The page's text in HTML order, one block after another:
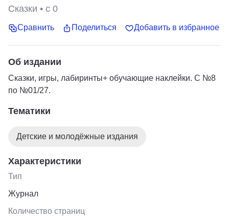
Сказки • с 0
Сравнить Поделиться Добавить в избранное
Об издании
Сказки, игры, лабиринты+ обучающие наклейки. С №8
по №01/27.
Тематики
Детские и молодёжные издания
Характеристики
Тип
Журнал
Количество страниц